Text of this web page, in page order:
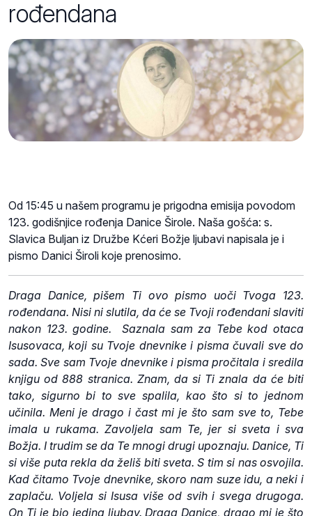
rođendana
Od 15:45 u našem programu je prigodna emisija povodom
123. godišnjice rođenja Danice Širole. Naša gošća: s.
Slavica Buljan iz Družbe Kćeri Božje ljubavi napisala je i
pismo Danici Široli koje prenosimo.
Draga Danice, pišem Ti ovo pismo uoči Tvoga 123.
rođendana. Nisi ni slutila, da će se Tvoji rođendani slaviti
nakon 123. godine. Saznala sam za Tebe kod otaca
Isusovaca, koji su Tvoje dnevnike i pisma čuvali sve do
sada. Sve sam Tvoje dnevnike i pisma pročitala i sredila
knjigu od 888 stranica. Znam, da si Ti znala da će biti
tako, sigurno bi to sve spalila, kao što si to jednom
učinila. Meni je drago i čast mi je što sam sve to, Tebe
imala u rukama. Zavoljela sam Te, jer si sveta i sva
Božja. I trudim se da Te mnogi drugi upoznaju. Danice, Ti
si više puta rekla da želiš biti sveta. S tim si nas osvojila.
Kad čitamo Tvoje dnevnike, skoro nam suze idu, a neki i
zaplaču. Voljela si Isusa više od svih i svega drugoga.
On Ti je bio jedina ljubav. Draga Danice, drago mi je što